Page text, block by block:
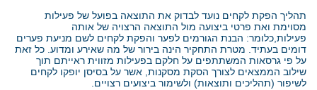
תהליך הפקת לקחים נועד לבדוק את התוצאה בפועל של פעילות
מסוימת ואת פרטי ביצועה מול התוצאה הרצויה של אותה
פעילות,כלומר: הבנת הגורמים לפער והפקת לקחים לשם מניעת פערים
דומים בעתיד. מטרת התחקיר הינה בירור של מה שאירע ומדוע. כל זאת
על פי גרסאות המשתתפים על חלקם בפעילות מזווית ראייתם תוך
שילוב הממצאים לצורך הסקת מסקנות, אשר על בסיסן יופקו לקחים
לשיפור (תהליכים ותוצאות) ולשימור ביצועים רצויים.